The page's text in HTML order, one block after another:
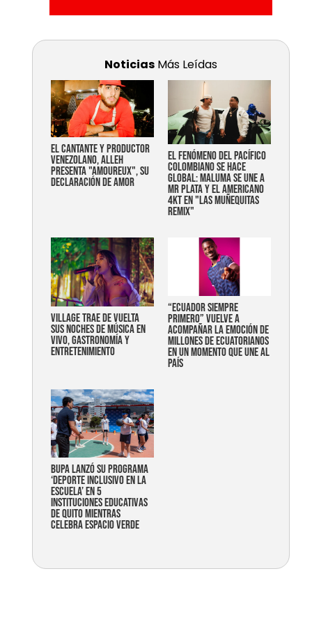
Noticias Más Leídas
EL CANTANTE Y PRODUCTOR
VENEZOLANO, ALLEH
PRESENTA "AMOUREUX", SU
DECLARACIÓN DE AMOR
EL FENÓMENO DEL PACÍFICO
COLOMBIANO SE HACE
GLOBAL: MALUMA SE UNE A
MR PLATA Y EL AMERICANO
4KT EN "LAS MUÑEQUITAS
REMIX"
Village trae de vuelta
sus noches de música en
vivo, gastronomía y
entretenimiento
“Ecuador siempre
primero” vuelve a
acompañar la emoción de
millones de ecuatorianos
en un momento que une al
país
Bupa lanzó su programa
‘Deporte Inclusivo en la
Escuela’ en 5
instituciones educativas
de Quito mientras
celebra espacio verde